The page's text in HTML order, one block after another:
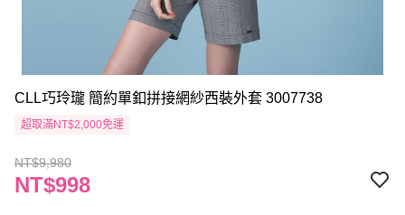
CLL巧玲瓏 簡約單釦拼接網紗西裝外套 3007738
超取滿NT$2,000免運
NT$9,980
NT$998